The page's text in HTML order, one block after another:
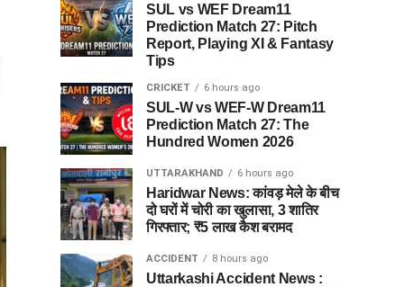
SUL vs WEF Dream11
Prediction Match 27: Pitch
Report, Playing XI & Fantasy
Tips
CRICKET 6 hours ago
SUL-W vs WEF-W Dream11
Prediction Match 27: The
Hundred Women 2026
UTTARAKHAND 6 hours ago
Haridwar News: कांवड़ मेले के बीच
दो घरों में चोरी का खुलासा, 3 शातिर
गिरफ्तार; ₹5 लाख कैश बरामद
ACCIDENT 8 hours ago
Uttarkashi Accident News :